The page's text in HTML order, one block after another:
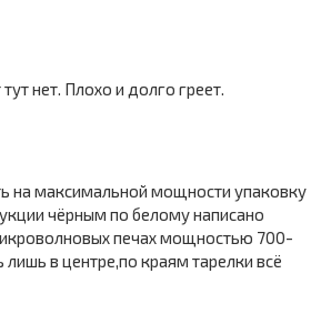
нет. Плохо и долго греет.
на максимальной мощности упаковку
чёрным по белому написано
печах мощностью 700-
в центре,по краям тарелки всё